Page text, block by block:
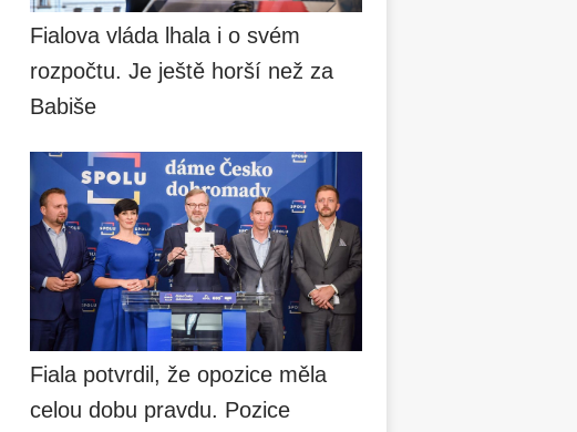
Fialova vláda lhala i o svém
rozpočtu. Je ještě horší než za
Babiše
Fiala potvrdil, že opozice měla
celou dobu pravdu. Pozice